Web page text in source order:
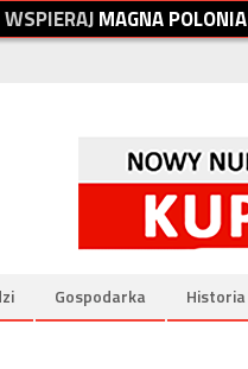
WSPIERAJMAGNAPOLONIA
Gospodarka Historia